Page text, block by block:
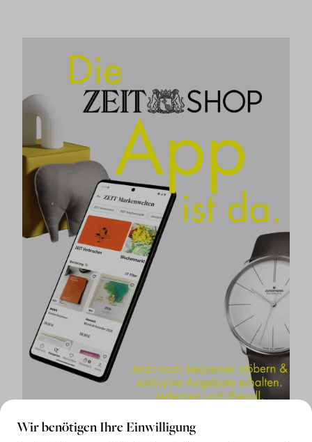
Wir benötigen Ihre Einwilligung